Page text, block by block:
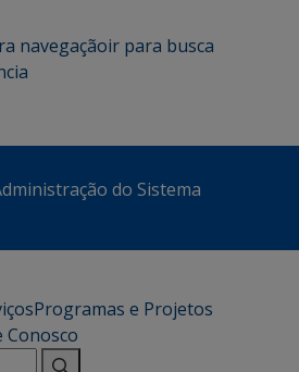
navegaçãoir para busca
do Sistema
Programas e Projetos
Conosco